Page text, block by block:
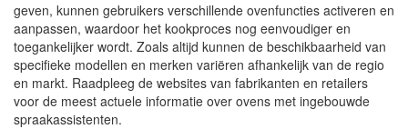
geven, kunnen gebruikers verschillende ovenfuncties activeren en
aanpassen, waardoor het kookproces nog eenvoudiger en
toegankelijker wordt. Zoals altijd kunnen de beschikbaarheid van
specifieke modellen en merken variëren afhankelijk van de regio
en markt. Raadpleeg de websites van fabrikanten en retailers
voor de meest actuele informatie over ovens met ingebouwde
spraakassistenten.